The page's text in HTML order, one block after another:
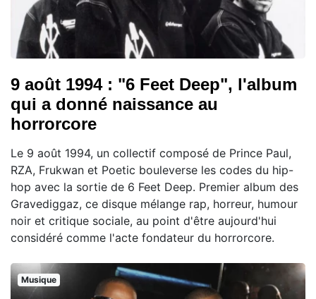
9 août 1994 : "6 Feet Deep", l'album
qui a donné naissance au
horrorcore
Le 9 août 1994, un collectif composé de Prince Paul,
RZA, Frukwan et Poetic bouleverse les codes du hip-
hop avec la sortie de 6 Feet Deep. Premier album des
Gravediggaz, ce disque mélange rap, horreur, humour
noir et critique sociale, au point d'être aujourd'hui
considéré comme l'acte fondateur du horrorcore.
Musique